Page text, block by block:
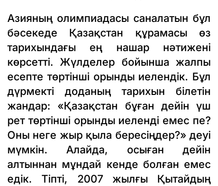
Азияның олимпиадасы саналатын бұл
бәсекеде Қазақстан құрамасы өз
тарихындағы ең нашар нәтижені
көрсетті. Жүлделер бойынша жалпы
есепте төртінші орынды иелендік. Бұл
дүрмекті доданың тарихын білетін
жандар: «Қазақстан бұған дейін үш
рет төртінші орынды иеленді емес пе?
Оны неге жыр қыла бересіңдер?» деуі
мүмкін. Алайда, осыған дейін
алтыннан мұндай кенде болған емес
едік. Тіпті, 2007 жылғы Қытайдың